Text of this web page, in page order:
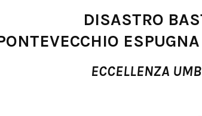
DISASTRO
ECCELLENZA